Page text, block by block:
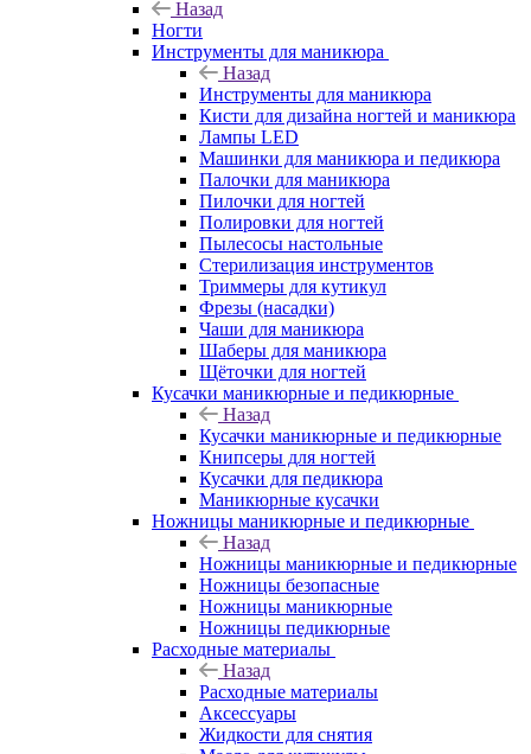
Назад
Ногти
Инструменты для маникюра
Назад
Инструменты для маникюра
Кисти для дизайна ногтей и маникюра
Лампы LED
Машинки для маникюра и педикюра
Палочки для маникюра
Пилочки для ногтей
Полировки для ногтей
Пылесосы настольные
Стерилизация инструментов
Триммеры для кутикул
Фрезы (насадки)
Чаши для маникюра
Шаберы для маникюра
Щёточки для ногтей
Кусачки маникюрные и педикюрные
Назад
Кусачки маникюрные и педикюрные
Книпсеры для ногтей
Кусачки для педикюра
Маникюрные кусачки
Ножницы маникюрные и педикюрные
Назад
Ножницы маникюрные и педикюрные
Ножницы безопасные
Ножницы маникюрные
Ножницы педикюрные
Расходные материалы
Назад
Расходные материалы
Аксессуары
Жидкости для снятия